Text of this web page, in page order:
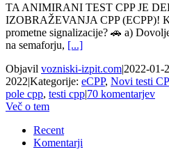
TA ANIMIRANI TEST CPP JE
IZOBRAŽEVANJA CPP (ECPP)!
prometne signalizacije? 🚗 a)
na semaforju, [...]
Objavil vozniski-izpit.com|2022-01-
2022|Kategorije: eCPP, Novi testi
pole cpp, testi cpp|70 komentarjev
Več o tem
Recent
Komentarji